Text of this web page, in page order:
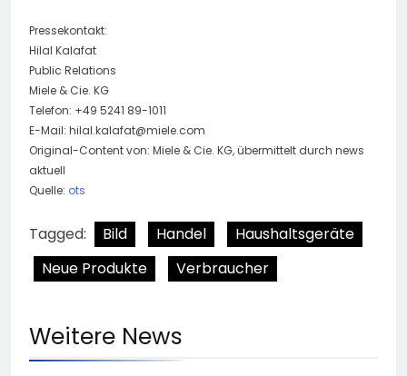
Pressekontakt:
Hilal Kalafat
Public Relations
Miele & Cie. KG
Telefon: +49 5241 89-1011
E-Mail: hilal.kalafat@miele.com
Original-Content von: Miele & Cie. KG, übermittelt durch news
aktuell
Quelle: ots
Tagged: Bild Handel
Haushaltsgeräte
Neue Produkte
Verbraucher
Weitere News